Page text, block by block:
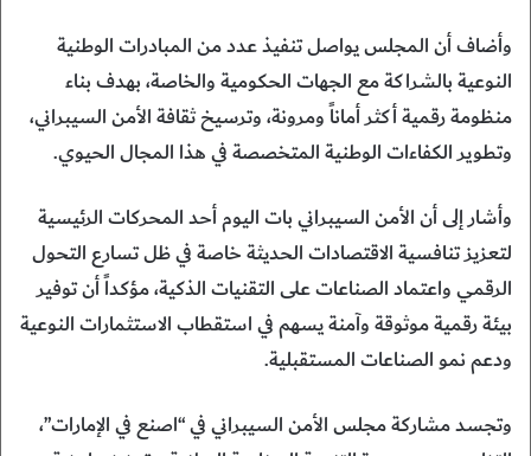
وأضاف أن المجلس يواصل تنفيذ عدد من المبادرات الوطنية
النوعية بالشراكة مع الجهات الحكومية والخاصة، بهدف بناء
منظومة رقمية أكثر أماناً ومرونة، وترسيخ ثقافة الأمن السيبراني،
وتطوير الكفاءات الوطنية المتخصصة في هذا المجال الحيوي.
وأشار إلى أن الأمن السيبراني بات اليوم أحد المحركات الرئيسية
لتعزيز تنافسية الاقتصادات الحديثة خاصة في ظل تسارع التحول
الرقمي واعتماد الصناعات على التقنيات الذكية، مؤكداً أن توفير
بيئة رقمية موثوقة وآمنة يسهم في استقطاب الاستثمارات النوعية
ودعم نمو الصناعات المستقبلية.
وتجسد مشاركة مجلس الأمن السيبراني في “اصنع في الإمارات”،